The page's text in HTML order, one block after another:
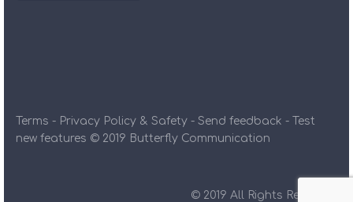
Terms - Privacy Policy & Safety - Send feedback - Test
new features © 2019 Butterfly Communication
© 2019 All Rights Reserved